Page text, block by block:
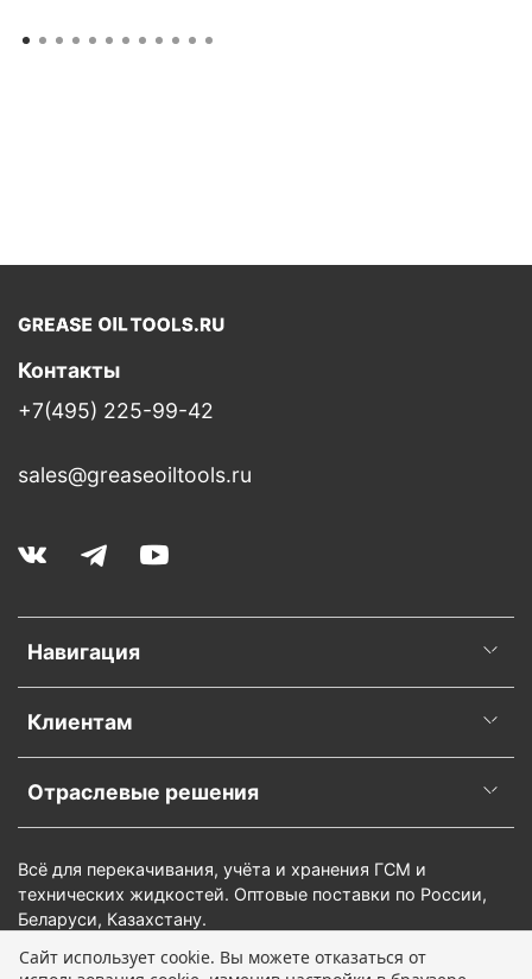
Навигация
Клиентам
Отраслевые решения
Контакты
+7(495) 225-99-42
sales@greaseoiltools.ru
Всё для перекачивания, учёта и хранения ГСМ и
технических жидкостей. Оптовые поставки по России,
Беларуси, Казахстану.
Сайт использует cookie. Вы можете отказаться от